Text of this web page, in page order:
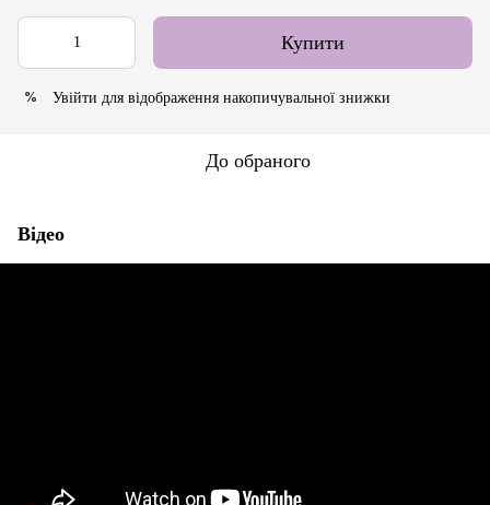
Купити
% Увійти для відображення накопичувальної знижки
До обраного
Відео